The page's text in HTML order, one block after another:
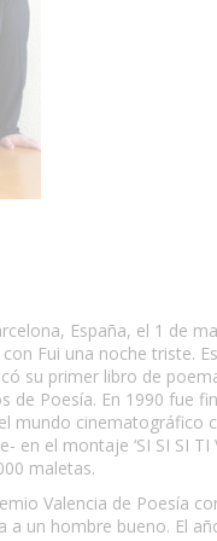
España, el 1 de
con Fui una noche triste.
su primer libro de
de Poesía. En 1990 fue
mundo
en el montaje ‘SI SI SI
maletas.
Valencia de Poesía
a un hombre bueno. El